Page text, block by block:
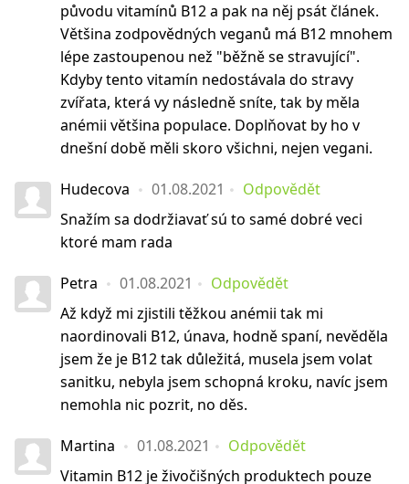
původu vitamínů B12 a pak na něj psát článek.
Většina zodpovědných veganů má B12 mnohem
lépe zastoupenou než "běžně se stravující".
Kdyby tento vitamín nedostávala do stravy
zvířata, která vy následně sníte, tak by měla
anémii většina populace. Doplňovat by ho v
dnešní době měli skoro všichni, nejen vegani.
Hudecova 01.08.2021
Odpovědět
Snažím sa dodržiavať sú to samé dobré veci
ktoré mam rada
Petra 01.08.2021
Odpovědět
Až když mi zjistili těžkou anémii tak mi
naordinovali B12, únava, hodně spaní, nevěděla
jsem že je B12 tak důležitá, musela jsem volat
sanitku, nebyla jsem schopná kroku, navíc jsem
nemohla nic pozrit, no děs.
Martina 01.08.2021
Odpovědět
Vitamin B12 je živočišných produktech pouze